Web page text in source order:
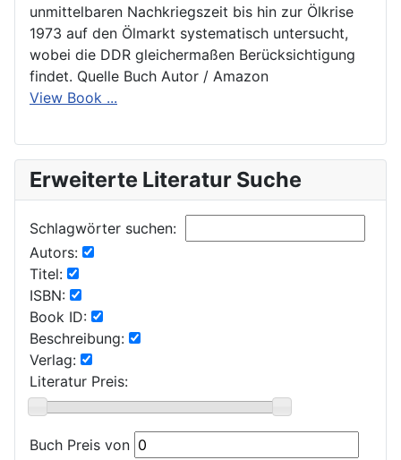
unmittelbaren Nachkriegszeit bis hin zur Ölkrise
1973 auf den Ölmarkt systematisch untersucht,
wobei die DDR gleichermaßen Berücksichtigung
findet. Quelle Buch Autor / Amazon
View Book ...
Erweiterte Literatur Suche
Schlagwörter suchen:
Autors:
Titel:
ISBN:
Book ID:
Beschreibung:
Verlag:
Literatur Preis:
Buch Preis von